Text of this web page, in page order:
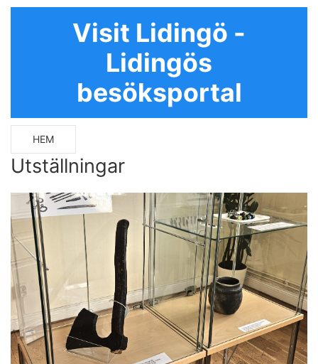
Visit Lidingö -
Lidingös
besöksportal
HEM
Utställningar